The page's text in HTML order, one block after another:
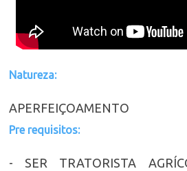
Natureza:
APERFEIÇOAMENTO
Pre requisitos:
- SER TRATORISTA